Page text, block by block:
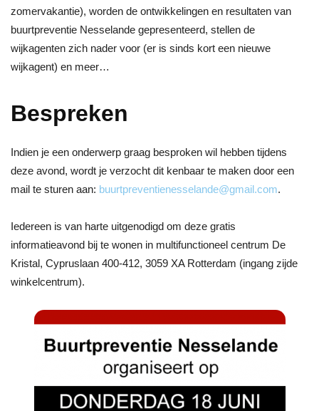
zomervakantie), worden de ontwikkelingen en resultaten van
buurtpreventie Nesselande gepresenteerd, stellen de
wijkagenten zich nader voor (er is sinds kort een nieuwe
wijkagent) en meer…
Bespreken
Indien je een onderwerp graag besproken wil hebben tijdens
deze avond, wordt je verzocht dit kenbaar te maken door een
mail te sturen aan: buurtpreventienesselande@gmail.com.
Iedereen is van harte uitgenodigd om deze gratis
informatieavond bij te wonen in multifunctioneel centrum De
Kristal, Cypruslaan 400-412, 3059 XA Rotterdam (ingang zijde
winkelcentrum).